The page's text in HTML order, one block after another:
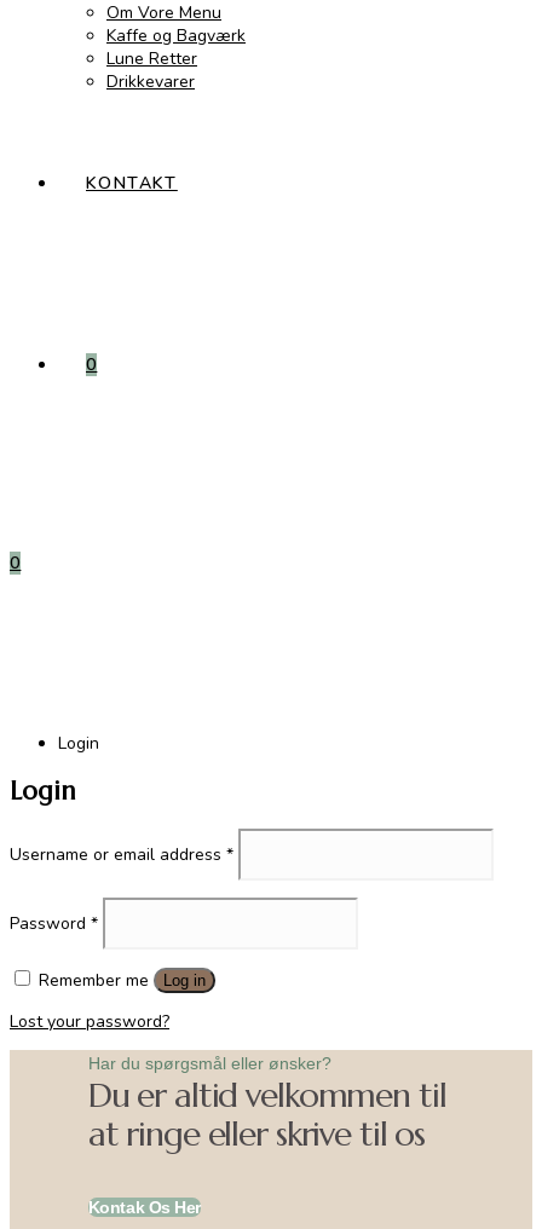
Om Vore Menu
Kaffe og Bagværk
Lune Retter
Drikkevarer
KONTAKT
0
0
Login
Login
Username or email address *
Required
Password *
Required
Remember me Log in
Lost your password?
Har du spørgsmål eller ønsker?
Du er altid velkommen til
at ringe eller skrive til os
Kontak Os Her